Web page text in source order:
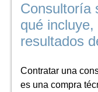
Consultoría
qué
resultados
Contratar una
es una compra